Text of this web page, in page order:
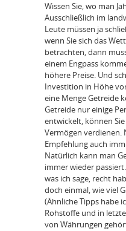
Wissen Sie, wo man
Ausschließlich im
Leute müssen ja
wenn Sie sich das
betrachten, dann
einem Engpass
höhere Preise. Und
Investition in Höhe
eine Menge Getreide
Getreide nur einige
entwickelt, können
Vermögen verdienen.
Empfehlung auch
Natürlich kann man
immer wieder
was ich sage, recht
doch einmal, wie viel
(Ähnliche Tipps habe
Rohstoffe und in
von Währungen